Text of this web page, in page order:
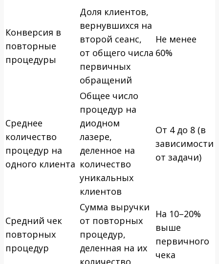
Конверсия в
повторные
процедуры
Доля клиентов,
вернувшихся на
второй сеанс,
от общего числа
первичных
обращений
Не менее
60%
Среднее
количество
процедур на
одного клиента
Общее число
процедур на
диодном
лазере,
деленное на
количество
уникальных
клиентов
От 4 до 8 (в
зависимости
от задачи)
Средний чек
повторных
процедур
Сумма выручки
от повторных
процедур,
деленная на их
количество
На 10–20%
выше
первичного
чека